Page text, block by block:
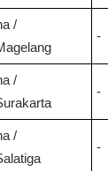
/
-
/
-
/
-